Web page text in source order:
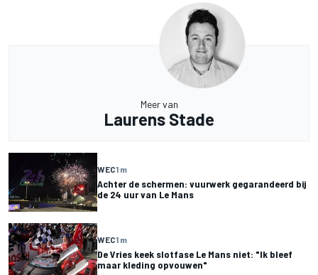
Meer van
Laurens Stade
WEC1 m
Achter de schermen: vuurwerk gegarandeerd bij
de 24 uur van Le Mans
WEC1 m
De Vries keek slotfase Le Mans niet: "Ik bleef
maar kleding opvouwen"